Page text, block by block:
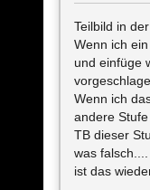
Teilbild in
Wenn ich
und einfüge
Wenn ich
andere
TB dieser
was
ist das